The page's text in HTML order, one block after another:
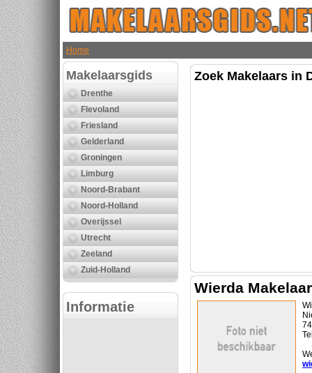
Home
Makelaarsgids
Drenthe
Flevoland
Friesland
Gelderland
Groningen
Limburg
Noord-Brabant
Noord-Holland
Overijssel
Utrecht
Zeeland
Zuid-Holland
Informatie
Zoek Makelaars in
Wierda